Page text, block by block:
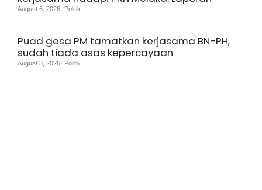
August 6, 2026· Politik
Puad gesa PM tamatkan kerjasama BN-PH,
sudah tiada asas kepercayaan
August 3, 2026· Politik